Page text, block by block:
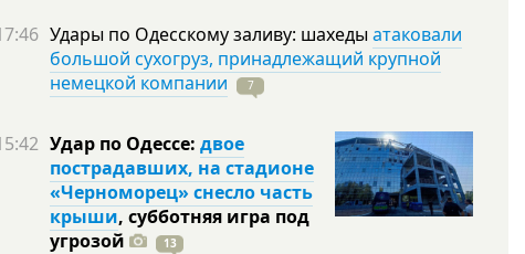
Удары по Одесскому заливу: шахеды атаковали
большой сухогруз, принадлежащий крупной
немецкой компании
7
Удар по Одессе: двое
пострадавших, на стадионе
«Черноморец» снесло часть
крыши, субботняя игра под
угрозой
13